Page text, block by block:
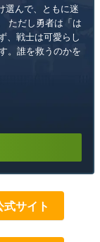
選んで、ともに迷
ただし勇者は「は
、戦士は可愛らし
。誰を救うのかを
サイト